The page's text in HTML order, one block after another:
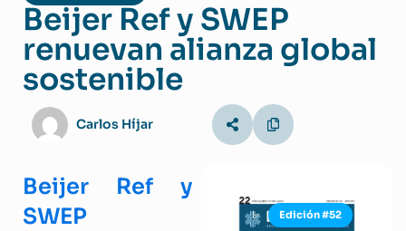
Beijer Ref y SWEP
renuevan alianza global
sostenible
Carlos Híjar
Beijer Ref y
SWEP
Edición #52